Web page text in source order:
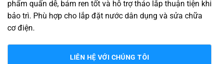
phẩm quấn dễ, bám ren tốt và hỗ trợ tháo lắp thuận tiện khi
bảo trì. Phù hợp cho lắp đặt nước dân dụng và sửa chữa
cơ điện.
LIÊN HỆ VỚI CHÚNG TÔI